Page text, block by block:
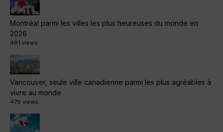
Montréal parmi les villes les plus heureuses du monde en
2026
491 views
Vancouver, seule ville canadienne parmi les plus agréables à
vivre au monde
478 views